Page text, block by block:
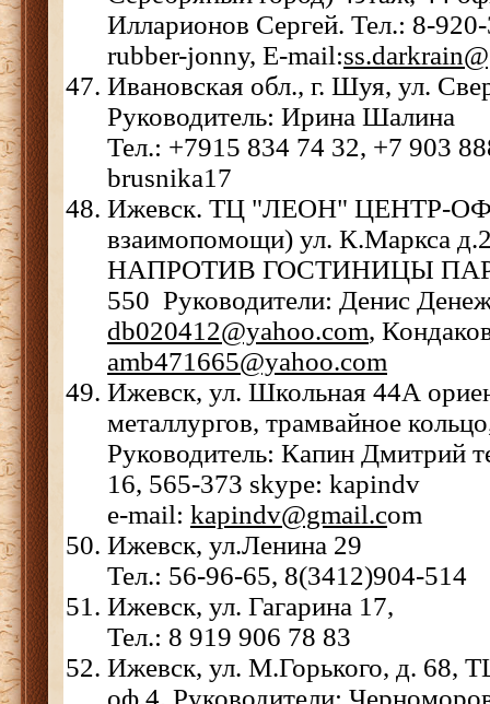
Илларионов Сергей. Тел.: 8-
rubber-jonny, E-mail:
Ивановская обл., г. Шуя, ул.
Руководитель: Ирина Шалина
Тел.: +7915 834 74 32, +7 903
brusnika17
Ижевск. ТЦ "ЛЕОН" ЦЕНТР-
взаимопомощи) ул. К.Маркса
НАПРОТИВ ГОСТИНИЦЫ
550 Руководители: Денис
db020412@yahoo.com,
amb471665@yahoo.com
Ижевск, ул. Школьная 44А
металлургов, трамвайное
Руководитель: Капин Дмитрий
16, 565-373 skype: kapindv
e-mail: kapindv@gmail.com
Ижевск, ул.Ленина 29
Тел.: 56-96-65, 8(3412)904-514
Ижевск, ул. Гагарина 17,
Тел.: 8 919 906 78 83
Ижевск, ул. М.Горького, д. 68,
оф.4. Руководители: